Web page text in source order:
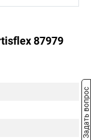
87979
Задать вопрос